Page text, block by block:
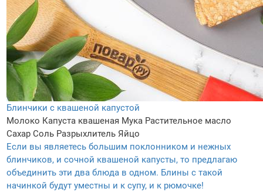
Блинчики с квашеной капустой
Молоко Капуста квашеная Мука Растительное масло
Сахар Соль Разрыхлитель Яйцо
Если вы являетесь большим поклонником и нежных
блинчиков, и сочной квашеной капусты, то предлагаю
объединить эти два блюда в одном. Блины с такой
начинкой будут уместны и к супу, и к рюмочке!